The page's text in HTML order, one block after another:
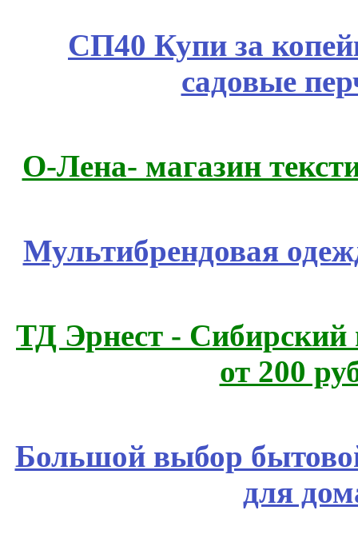
СП40 Купи за
садовые
О-Лена- магазин
Мультибрендовая
ТД Эрнест - Сибирский
от 200
Большой выбор
для